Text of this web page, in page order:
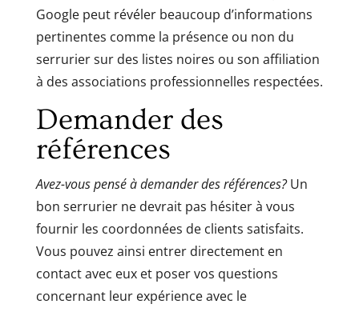
Google peut révéler beaucoup d’informations
pertinentes comme la présence ou non du
serrurier sur des listes noires ou son affiliation
à des associations professionnelles respectées.
Demander des
références
Avez-vous pensé à demander des références?Un
bon serrurier ne devrait pas hésiter à vous
fournir les coordonnées de clients satisfaits.
Vous pouvez ainsi entrer directement en
contact avec eux et poser vos questions
concernant leur expérience avec le